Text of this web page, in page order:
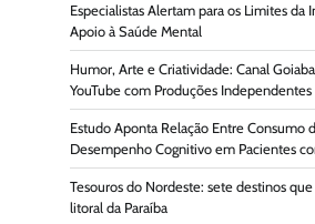
Especialistas Alertam para os Limites da
Apoio à Saúde Mental
Humor, Arte e Criatividade: Canal
YouTube com Produções Independentes
Estudo Aponta Relação Entre Consumo
Desempenho Cognitivo em Pacientes
Tesouros do Nordeste: sete destinos
litoral da Paraíba